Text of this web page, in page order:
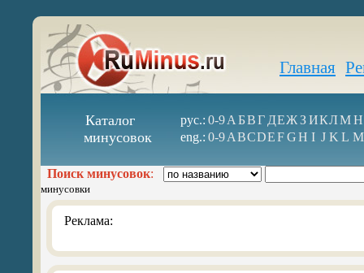
Главная
Каталог
минусовок
рус.: 0-9А БВГ ДЕЖ З ИКЛМН
eng.: 0-9ABCDEFGH I J K L M
Поиск минусовок:
минусовки
Реклама: